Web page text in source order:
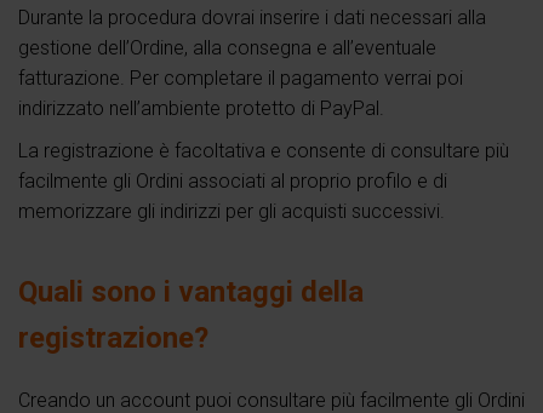
Durante la procedura dovrai inserire i dati necessari alla
gestione dell’Ordine, alla consegna e all’eventuale
fatturazione. Per completare il pagamento verrai poi
indirizzato nell’ambiente protetto di PayPal.
La registrazione è facoltativa e consente di consultare più
facilmente gli Ordini associati al proprio profilo e di
memorizzare gli indirizzi per gli acquisti successivi.
Quali sono i vantaggi della
registrazione?
Creando un account puoi consultare più facilmente gli Ordini